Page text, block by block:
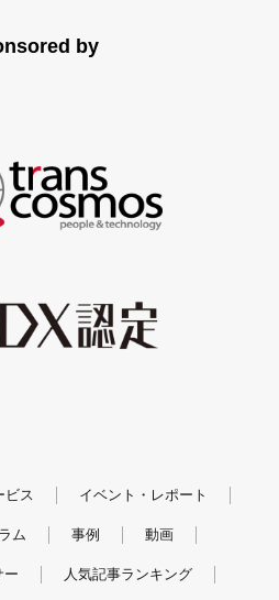
by
ビス イベント・レポート
ム 事例 動画
ー 人気記事ランキング